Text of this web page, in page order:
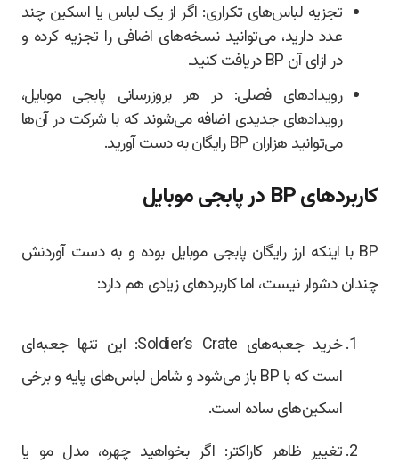
تجزیه لباس‌های تکراری: اگر از یک لباس یا اسکین چند
عدد دارید، می‌توانید نسخه‌های اضافی را تجزیه کرده و
در ازای آن BP دریافت کنید.
رویدادهای فصلی: در هر بروزرسانی پابجی موبایل،
رویدادهای جدیدی اضافه می‌شوند که با شرکت در آن‌ها
می‌توانید هزاران BP رایگان به دست آورید.
کاربردهای BP در پابجی موبایل
BP با اینکه ارز رایگان پابجی موبایل بوده و به دست آوردنش
چندان دشوار نیست، اما کاربردهای زیادی هم دارد:
خرید جعبه‌های Soldier’s Crate: این تنها جعبه‌ای
است که با BP باز می‌شود و شامل لباس‌های پایه و برخی
اسکین‌های ساده است.
تغییر ظاهر کاراکتر: اگر بخواهید چهره، مدل مو یا